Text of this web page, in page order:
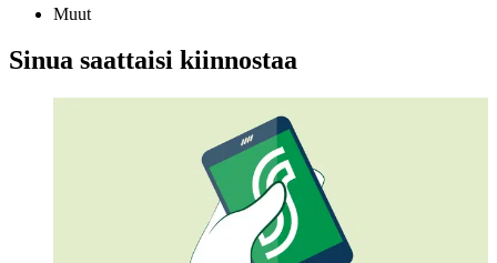
Muut
Sinua saattaisi kiinnostaa